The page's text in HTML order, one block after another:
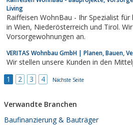
Living
Raiffeisen WohnBau - Ihr Spezialist
in Wien, Niederösterreich und Tirol. Wir bieten auch exklusive
Vorsorgewohnungen an.
VERITAS Wohnbau GmbH | Planen, Bauen,
Wir stellen unsere Kunden in den
1
2 3 4 Nächste Seite
Verwandte Branchen
Baufinanzierung & Bauträger